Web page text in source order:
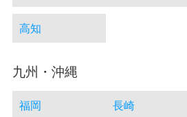
高知
九州・沖縄
福岡 長崎